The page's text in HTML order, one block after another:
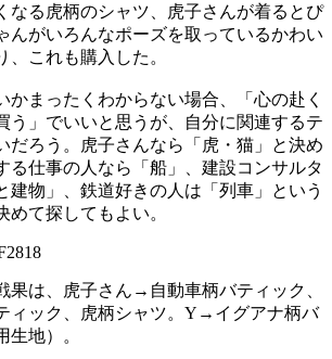
なる虎柄のシャツ、虎子さんが着るとぴ
んがいろんなポーズを取っているかわい
、これも購入した。
まったくわからない場合、「心の赴く
う」でいいと思うが、自分に関連するテ
だろう。虎子さんなら「虎・猫」と決め
る仕事の人なら「船」、建設コンサルタ
建物」、鉄道好きの人は「列車」という
めて探してもよい。
は、虎子さん→自動車柄バティック、
ィック、虎柄シャツ。Y→イグアナ柄バ
生地）。